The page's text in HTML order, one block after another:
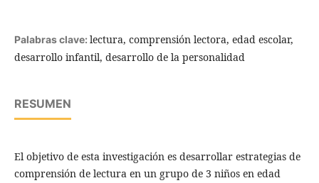
Palabras clave: lectura, comprensión lectora, edad escolar,
desarrollo infantil, desarrollo de la personalidad
RESUMEN
El objetivo de esta investigación es desarrollar estrategias de
comprensión de lectura en un grupo de 3 niños en edad